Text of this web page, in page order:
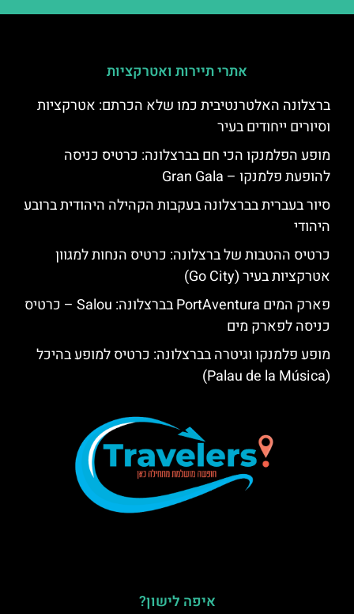
אתרי תיירות ואטרקציות
ברצלונה האלטרנטיבית כמו שלא הכרתם: אטרקציות
וסיורים ייחודים בעיר
מופע הפלמנקו הכי חם בברצלונה: כרטיס כניסה
להופעת פלמנקו – Gran Gala
סיור בעברית בברצלונה בעקבות הקהילה היהודית ברובע
היהודי
כרטיס ההטבות של ברצלונה: כרטיס הנחות למגוון
אטרקציות בעיר (Go City)
פארק המים PortAventura בברצלונה: Salou – כרטיס
כניסה לפארק מים
מופע פלמנקו וגיטרה בברצלונה: כרטיס למופע בהיכל
(Palau de la Música)
איפה לישון?